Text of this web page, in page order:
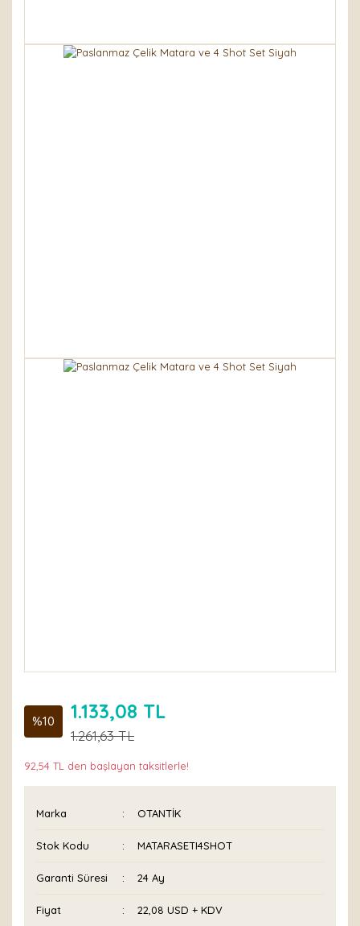
%10 1.133,08 TL
1.261,63 TL
92,54 TL den başlayan taksitlerle!
Marka OTANTİK
Stok Kodu MATARASETI4SHOT
Garanti Süresi 24 Ay
Fiyat 22,08 USD + KDV